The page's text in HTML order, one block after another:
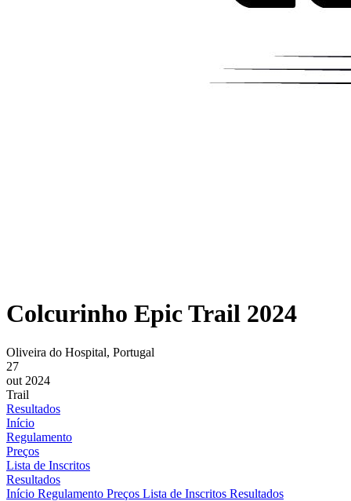
Colcurinho Epic Trail 2024
Oliveira do Hospital, Portugal
27
out 2024
Trail
Resultados
Início
Regulamento
Preços
Lista de Inscritos
Resultados
Início Regulamento Preços Lista de Inscritos Resultados